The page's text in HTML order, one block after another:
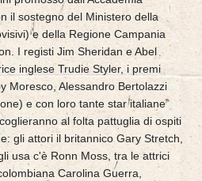
il sostegno del Ministero della
e della Regione Campania
I registi Jim Sheridan e Abel
inglese Trudie Styler, i premi
Moresco, Alessandro Bertolazzi
e con loro tante star italiane
al folta pattuglia di ospiti
gli attori il britannico Gary Stretch,
usa c'è Ronn Moss, tra le attrici
Carolina Guerra,